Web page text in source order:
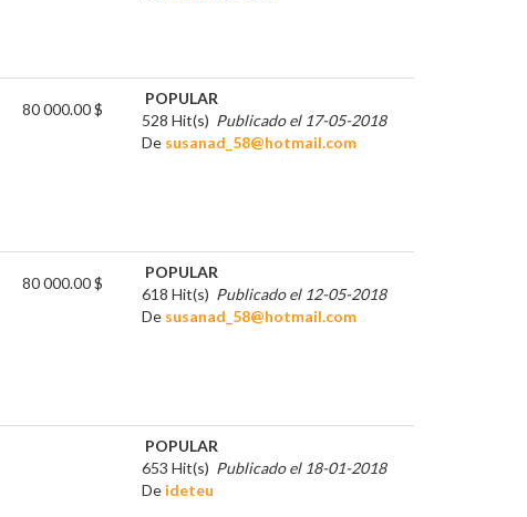
80 000.00 $
POPULAR
528 Hit(s) Publicado el 17-05-2018
De susanad_58@hotmail.com
80 000.00 $
POPULAR
618 Hit(s) Publicado el 12-05-2018
De susanad_58@hotmail.com
POPULAR
653 Hit(s) Publicado el 18-01-2018
De ideteu